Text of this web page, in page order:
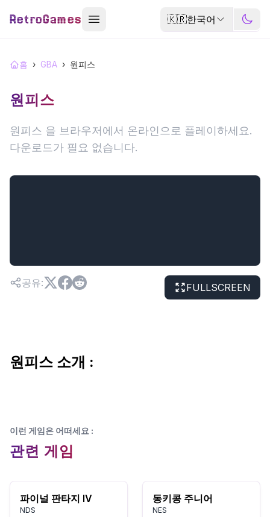
RetroGames 🇰🇷한국어
홈 › GBA › 원피스
원피스
원피스 을 브라우저에서 온라인으로 플레이하세요.
다운로드가 필요 없습니다.
공유: FULLSCREEN
원피스 소개 :
이런 게임은 어떠세요 :
관련 게임
파이널 판타지 IV
NDS
동키콩 주니어
NES